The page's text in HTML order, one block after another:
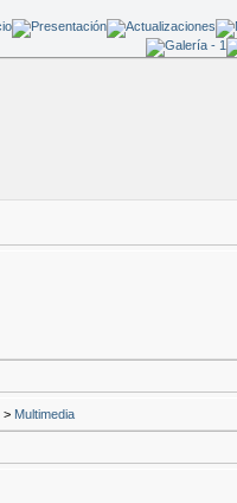
> Multimedia